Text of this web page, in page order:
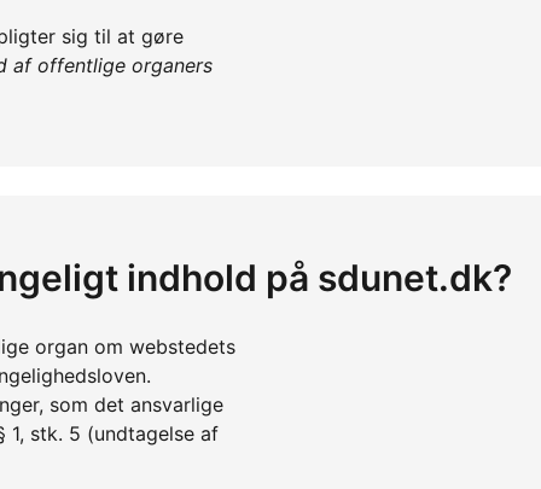
sig til at gøre
af offentlige organers
indhold på sdunet.dk?
organ om webstedets
som det ansvarlige
stk. 5 (undtagelse af